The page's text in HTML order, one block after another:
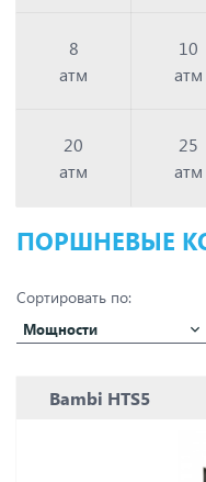
8
атм
10
атм
20
атм
25
атм
ПОРШНЕВЫЕ
Сортировать по:
Мощности
Bambi HTS5